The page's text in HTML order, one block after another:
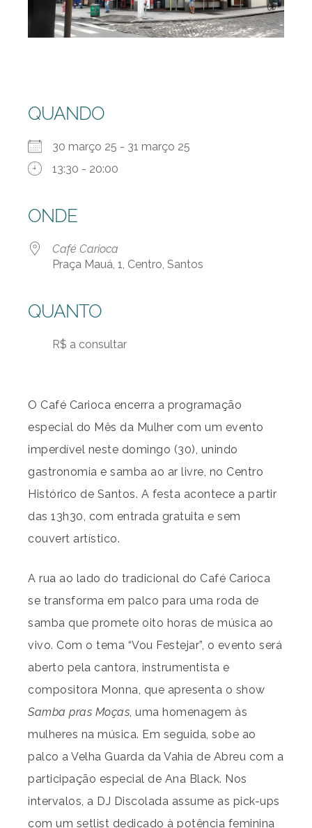
QUANDO
30 março 25 - 31 março 25
13:30 - 20:00
ONDE
Café Carioca
Praça Mauá, 1, Centro, Santos
QUANTO
R$ a consultar
O Café Carioca encerra a programação
especial do Mês da Mulher com um evento
imperdível neste domingo (30), unindo
gastronomia e samba ao ar livre, no Centro
Histórico de Santos. A festa acontece a partir
das 13h30, com entrada gratuita e sem
couvert artístico.
A rua ao lado do tradicional do Café Carioca
se transforma em palco para uma roda de
samba que promete oito horas de música ao
vivo. Com o tema “Vou Festejar”, o evento será
aberto pela cantora, instrumentista e
compositora Monna, que apresenta o show
Samba pras Moças, uma homenagem às
mulheres na música. Em seguida, sobe ao
palco a Velha Guarda da Vahia de Abreu com a
participação especial de Ana Black. Nos
intervalos, a DJ Discolada assume as pick-ups
com um setlist dedicado à potência feminina